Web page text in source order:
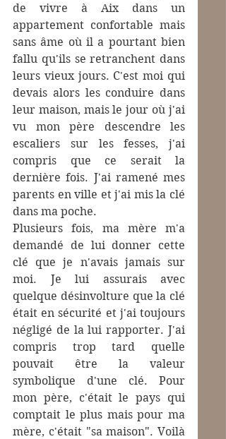
de vivre à Aix dans un
appartement confortable mais
sans âme où il a pourtant bien
fallu qu'ils se retranchent dans
leurs vieux jours. C'est moi qui
devais alors les conduire dans
leur maison, mais le jour où j'ai
vu mon père descendre les
escaliers sur les fesses, j'ai
compris que ce serait la
dernière fois. J'ai ramené mes
parents en ville et j'ai mis la clé
dans ma poche.
Plusieurs fois, ma mère m'a
demandé de lui donner cette
clé que je n'avais jamais sur
moi. Je lui assurais avec
quelque désinvolture que la clé
était en sécurité et j'ai toujours
négligé de la lui rapporter. J'ai
compris trop tard quelle
pouvait être la valeur
symbolique d'une clé. Pour
mon père, c'était le pays qui
comptait le plus mais pour ma
mère, c'était "sa maison". Voilà